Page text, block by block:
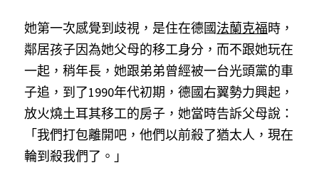
她第一次感覺到歧視，是住在德國法蘭克福時，
鄰居孩子因為她父母的移工身分，而不跟她玩在
一起，稍年長，她跟弟弟曾經被一台光頭黨的車
子追，到了1990年代初期，德國右翼勢力興起，
放火燒土耳其移工的房子，她當時告訴父母說：
「我們打包離開吧，他們以前殺了猶太人，現在
輪到殺我們了。」